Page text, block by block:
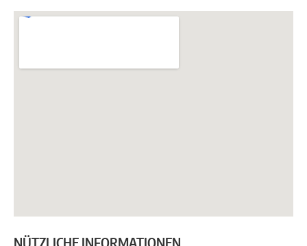
NÜTZLICHE INFORMATIONEN